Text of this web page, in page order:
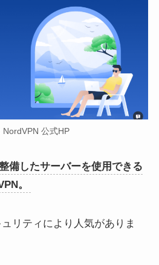
NordVPN 公式HP
備したサーバーを使用できる
。
リティにより人気がありま